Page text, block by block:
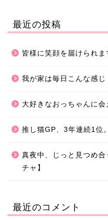
最近の投稿
皆様に笑顔を届けられま
我が家は毎日こんな感じ
大好きなおっちゃんに会
推し猫GP、3年連続1位
真夜中、じっと見つめ
チャ】
最近のコメント